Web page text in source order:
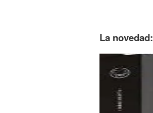
La novedad: